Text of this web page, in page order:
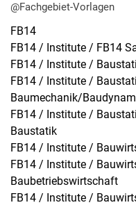
Stellenangebote
Alle Meldungen
Meldungen: Forschung
Meldungen: Stu­di­um
Meldungen: Institute
Infothek: Studienservice
Newswall der Fachgebiete
@Fachgebiet-Vorlagen
FB14
FB14 / Institute / FB14
FB14 / Institute /
FB14 / Institute /
Baumechanik/
FB14 / Institute /
Baustatik
FB14 / Institute /
FB14 / Institute /
Baubetriebswirtschaft
FB14 / Institute /